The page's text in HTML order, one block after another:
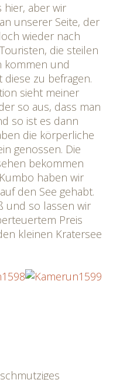
hier, aber wir
unserer Seite, der
wieder nach
die steilen
kommen und
zu befragen.
sieht meiner
so aus, dass man
so ist es dann
die körperliche
genossen. Die
bekommen
haben wir
den See gehabt.
und so lassen wir
Preis
kleinen Kratersee